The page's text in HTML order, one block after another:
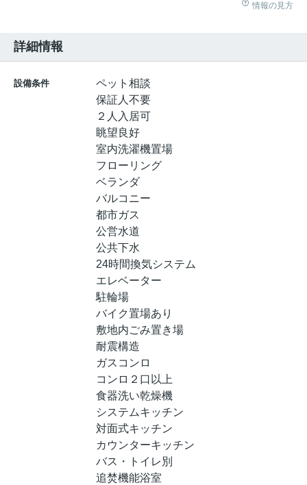
情報の見方
詳細情報
設備条件
ペット相談
保証人不要
２人入居可
眺望良好
室内洗濯機置場
フローリング
ベランダ
バルコニー
都市ガス
公営水道
公共下水
24時間換気システム
エレベーター
駐輪場
バイク置場あり
敷地内ごみ置き場
耐震構造
ガスコンロ
コンロ２口以上
食器洗い乾燥機
システムキッチン
対面式キッチン
カウンターキッチン
バス・トイレ別
追焚機能浴室